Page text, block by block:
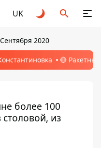
UK
2020
🔴
более 100
из